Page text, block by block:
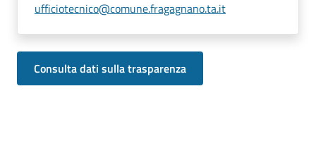
ufficiotecnico@comune.fragagnano.ta.it
Consulta dati sulla trasparenza